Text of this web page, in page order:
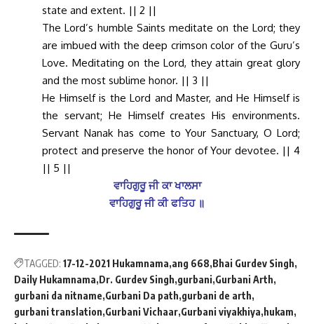
state and extent. || 2 ||
The Lord’s humble Saints meditate on the Lord; they
are imbued with the deep crimson color of the Guru’s
Love. Meditating on the Lord, they attain great glory
and the most sublime honor. || 3 ||
He Himself is the Lord and Master, and He Himself is
the servant; He Himself creates His environments.
Servant Nanak has come to Your Sanctuary, O Lord;
protect and preserve the honor of Your devotee. || 4
|| 5 ||
ਵਾਹਿਗੁਰੂ ਜੀ ਕਾ ਖਾਲਸਾ
ਵਾਹਿਗੁਰੂ ਜੀ ਕੀ ਫਤਿਹ ॥
TAGGED: 17-12-2021 Hukamnama ang 668 Bhai Gurdev Singh
Daily Hukamnama Dr. Gurdev Singh gurbani Gurbani Arth
gurbani da nitname Gurbani Da path gurbani de arth
gurbani translation Gurbani Vichaar Gurbani viyakhiya hukam